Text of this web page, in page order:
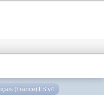
(France) LS v4